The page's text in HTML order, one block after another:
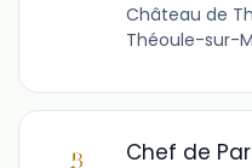
Château de
Théoule-sur-
Chef de